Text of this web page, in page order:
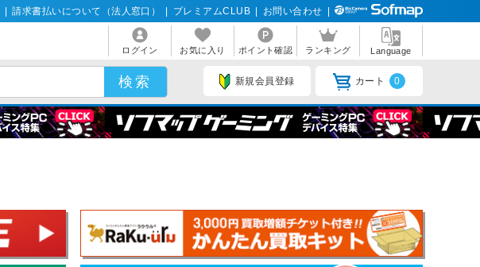
請求書払いについて（法人窓口） プレミアムCLUB お問い合わせ
ログイン お気に入り ポイント確認 ランキング Language
新規会員登録 カート 0